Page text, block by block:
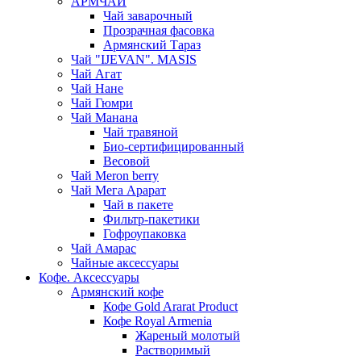
Чай заварочный
Прозрачная фасовка
Армянский Тараз
Чай "IJEVAN". MASIS
Чай Агат
Чай Нане
Чай Гюмри
Чай Манана
Чай травяной
Био-сертифицированный
Весовой
Чай Meron berry
Чай Мега Арарат
Чай в пакете
Фильтр-пакетики
Гофроупаковка
Чай Амарас
Чайные аксессуары
Кофе. Аксессуары
Армянский кофе
Кофе Gold Ararat Product
Кофе Royal Armenia
Жареный молотый
Растворимый